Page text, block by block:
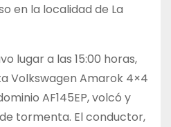
en la localidad de La
lugar a las 15:00 horas,
Volkswagen Amarok 4×4
AF145EP, volcó y
tormenta. El conductor,